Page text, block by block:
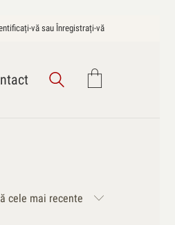
vă sau Înregistrați-vă
cele mai recente